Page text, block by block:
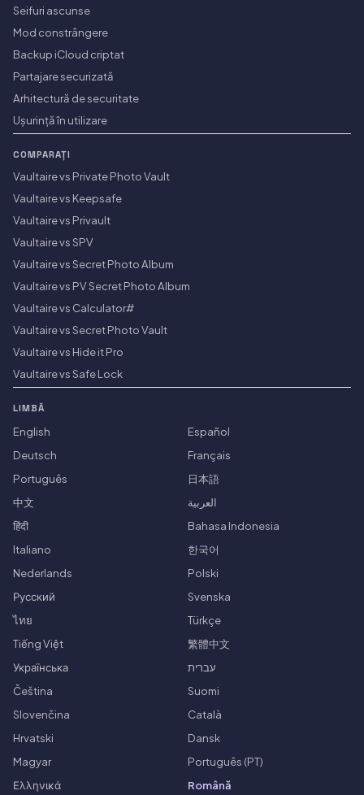
Seifuri ascunse
Mod constrângere
Backup iCloud criptat
Partajare securizată
Arhitectură de securitate
Ușurință în utilizare
COMPARAȚI
Vaultaire vs Private Photo Vault
Vaultaire vs Keepsafe
Vaultaire vs Privault
Vaultaire vs SPV
Vaultaire vs Secret Photo Album
Vaultaire vs PV Secret Photo Album
Vaultaire vs Calculator#
Vaultaire vs Secret Photo Vault
Vaultaire vs Hide it Pro
Vaultaire vs Safe Lock
LIMBĂ
English
Español
Deutsch
Français
Português
日本語
中文
العربية
हिंदी
Bahasa Indonesia
Italiano
한국어
Nederlands
Polski
Русский
Svenska
ไทย
Türkçe
Tiếng Việt
繁體中文
Українська
עברית
Čeština
Suomi
Slovenčina
Català
Hrvatski
Dansk
Magyar
Português (PT)
Ελληνικά
Română